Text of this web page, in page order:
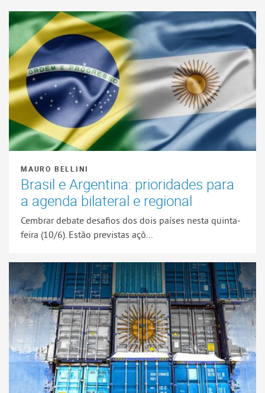
MAURO BELLINI
Brasil e Argentina: prioridades para
a agenda bilateral e regional
Cembrar debate desafios dos dois países nesta quinta-
feira (10/6). Estão previstas açõ...